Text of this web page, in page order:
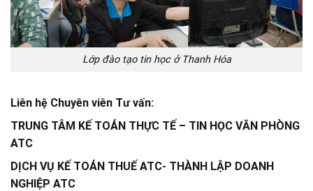
Lớp đào tạo tin học ở Thanh Hóa
Liên hệ Chuyên viên Tư vấn:
TRUNG TÂM KẾ TOÁN THỰC TẾ – TIN HỌC VĂN PHÒNG
ATC
DỊCH VỤ KẾ TOÁN THUẾ ATC- THÀNH LẬP DOANH
NGHIỆP ATC